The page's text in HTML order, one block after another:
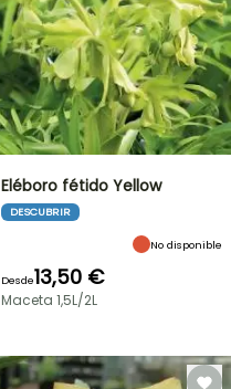
Eléboro fétido Yellow
DESCUBRIR
No disponible
Desde13,50 €
Maceta 1,5L/2L